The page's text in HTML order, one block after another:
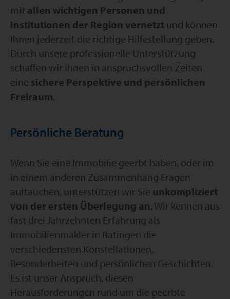
mit allen wichtigen Personen und
Institutionen der Region vernetzt und können
Ihnen jederzeit die richtige Hilfestellung geben.
Durch unsere professionelle Unterstützung
schaffen wir Ihnen in anspruchsvollen Zeiten
eine sichere Perspektive und persönlichen
Freiraum.
Persönliche Beratung
Wenn Sie eine Immobilie geerbt haben, oder im
in einem anderen Zusammenhang Fragen
auftauchen, unterstützen wir Sie unkompliziert
von der ersten Überlegung an. Wir kennen aus
fast drei Jahrzehnten Erfahrung als
Immobilienmakler in Ratingen die
verschiedensten Konstellationen,
Besonderheiten und persönlichen Geschichten.
Es ist unser Anspruch, diesen
Herausforderungen rund um die geerbte